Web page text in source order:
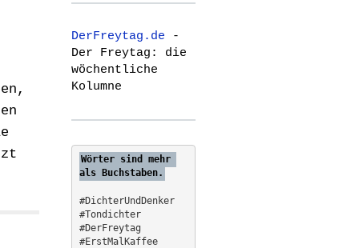
r
h
f
o
r
DerFreytag.de -
Der Freytag: die
wöchentliche
Kolumne
Wörter sind mehr
als Buchstaben.
#DichterUndDenker
#Tondichter
#DerFreytag
#ErstMalKaffee